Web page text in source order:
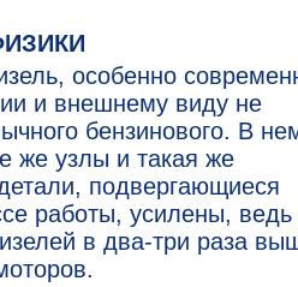
особенно
и внешнему виду не
бензинового. В
же узлы и такая же
подвергающиеся
работы, усилены, ведь
в два-три раза